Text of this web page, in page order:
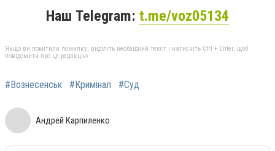
Наш Telegram: t.me/voz05134
Якщо ви помітили помилку, виділіть необхідний текст і натисніть Ctrl + Enter, щоб
повідомити про це редакцію
#Вознесенськ #Кримінал #Суд
Андрей Карпиленко